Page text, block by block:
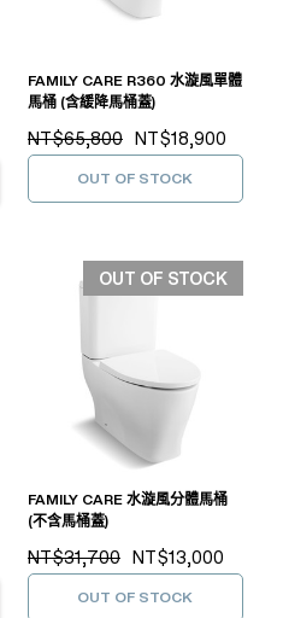
FAMILY CARE R360 水漩風單體
馬桶 (含緩降馬桶蓋)
NT$65,800 NT$18,900
OUT OF STOCK
OUT OF STOCK
FAMILY CARE 水漩風分體馬桶
(不含馬桶蓋)
NT$31,700 NT$13,000
OUT OF STOCK